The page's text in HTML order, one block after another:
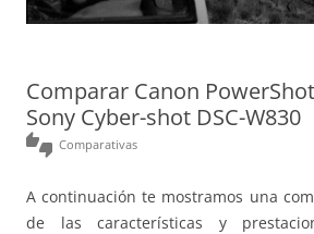
Comparar Canon
Sony Cyber-shot DSC-W830
thumbs_up_down Comparativas
A continuación te mostramos una
de las características y